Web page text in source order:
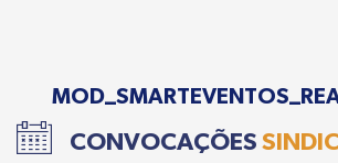
CONVOCAÇÕES